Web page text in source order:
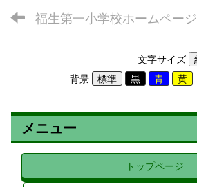
福生第一小学校ホームページ
文字サイズ
背景
メニュー
トップページ